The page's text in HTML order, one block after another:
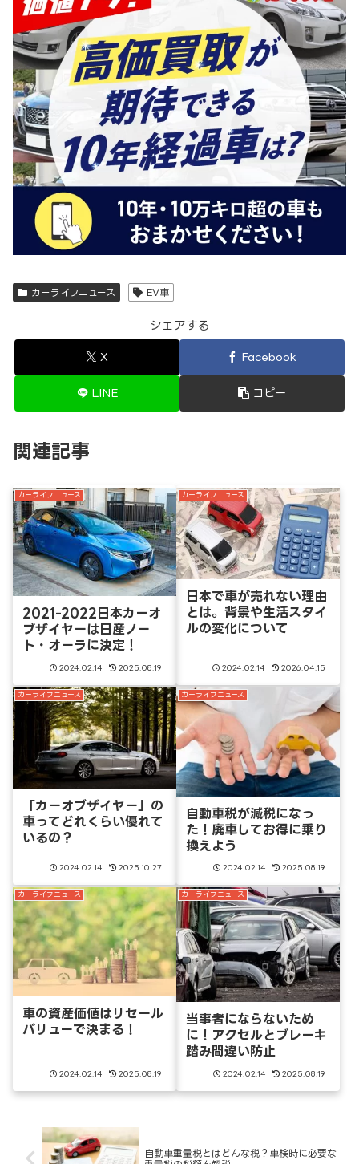
カーライフニュース EV車
シェアする
X Facebook
LINE コピー
関連記事
カーライフニュース
2021-2022日本カーオ
ブザイヤーは日産ノー
ト・オーラに決定！
2024.02.14 2025.08.19
カーライフニュース
日本で車が売れない理由
とは。背景や生活スタイ
ルの変化について
2024.02.14 2026.04.15
カーライフニュース
「カーオブザイヤー」の
車ってどれくらい優れて
いるの？
2024.02.14 2025.10.27
カーライフニュース
自動車税が減税になっ
た！廃車してお得に乗り
換えよう
2024.02.14 2025.08.19
カーライフニュース
車の資産価値はリセール
バリューで決まる！
2024.02.14 2025.08.19
カーライフニュース
当事者にならないため
に！アクセルとブレーキ
踏み間違い防止
2024.02.14 2025.08.19
自動車重量税とはどんな税？車検時に必要な